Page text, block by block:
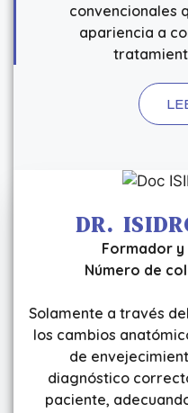
MEDICINA
convencionales
apariencia a
DR.
Formador
Número de
Solamente a través
los cambios
de
diagnóstico
paciente,